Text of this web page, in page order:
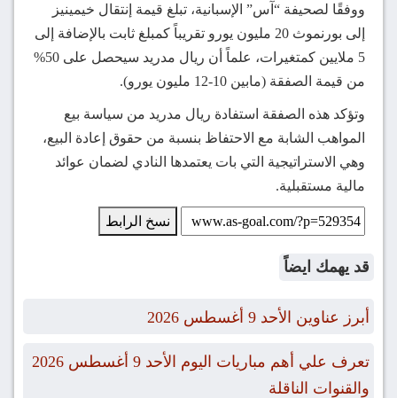
ووفقًا لصحيفة “آس” الإسبانية، تبلغ قيمة إنتقال خيمينيز
إلى بورنموث 20 مليون يورو تقريباً كمبلغ ثابت بالإضافة إلى
5 ملايين كمتغيرات، علماً أن ريال مدريد سيحصل على 50%
من قيمة الصفقة (مابين 10-12 مليون يورو).
وتؤكد هذه الصفقة استفادة ريال مدريد من سياسة بيع
المواهب الشابة مع الاحتفاظ بنسبة من حقوق إعادة البيع،
وهي الاستراتيجية التي بات يعتمدها النادي لضمان عوائد
مالية مستقبلية.
نسخ الرابط
قد يهمك ايضاً
أبرز عناوين الأحد 9 أغسطس 2026
تعرف علي أهم مباريات اليوم الأحد 9 أغسطس 2026
والقنوات الناقلة